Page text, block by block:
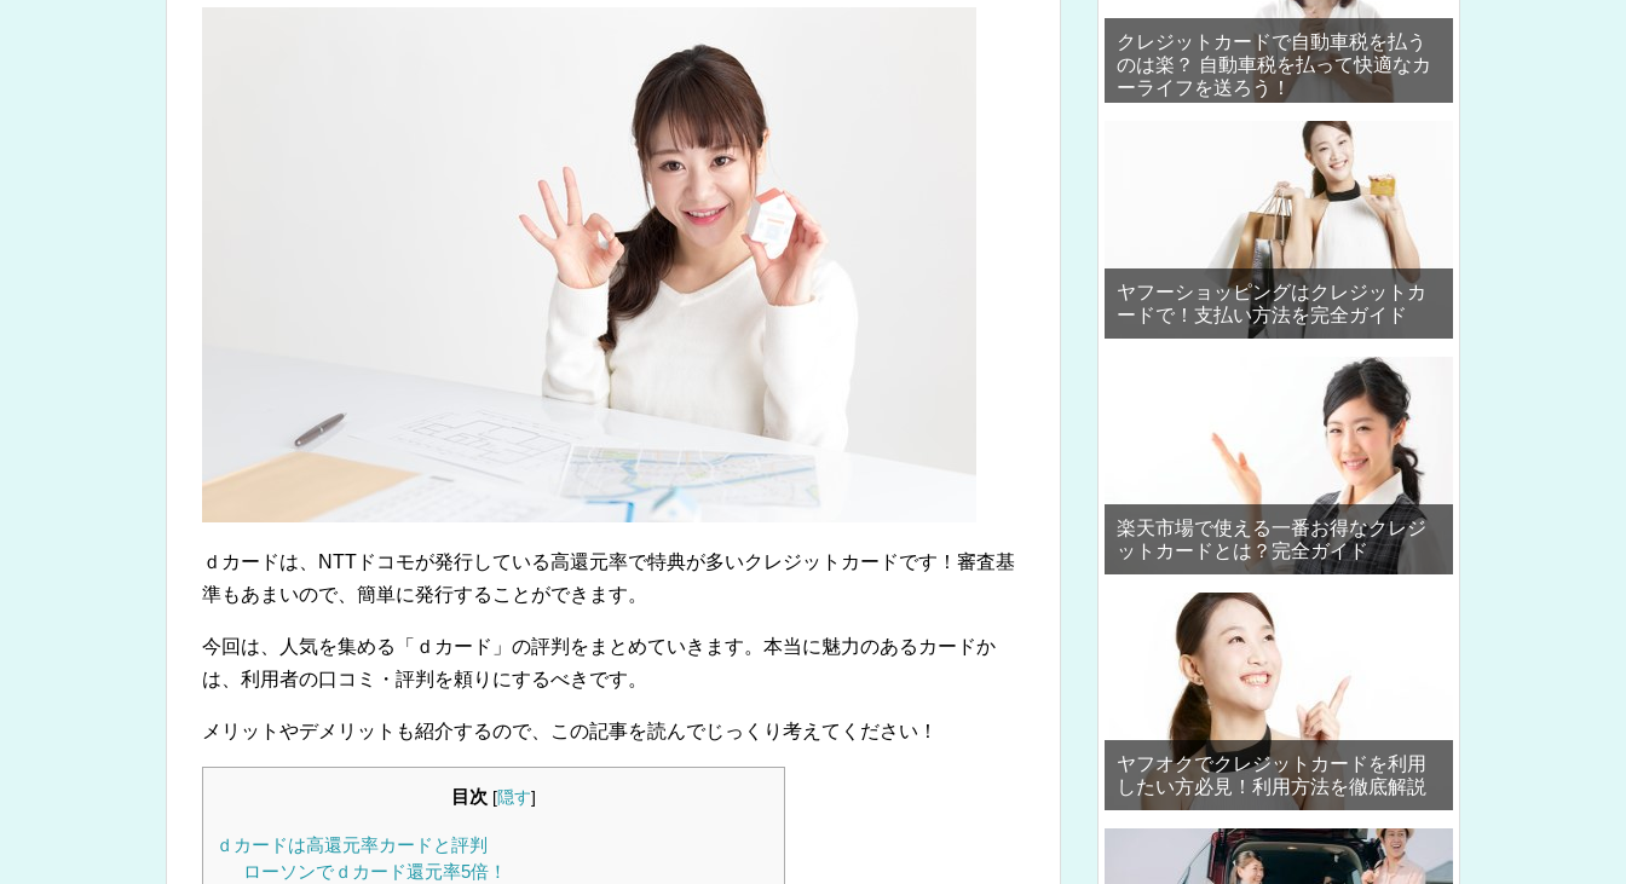
ｄカードは、NTTドコモが発行している高還元率で特典が多いクレジットカードです！審査基
準もあまいので、簡単に発行することができます。
今回は、人気を集める「ｄカード」の評判をまとめていきます。本当に魅力のあるカードか
は、利用者の口コミ・評判を頼りにするべきです。
メリットやデメリットも紹介するので、この記事を読んでじっくり考えてください！
目次 [隠す]
ｄカードは高還元率カードと評判
ローソンでｄカード還元率5倍！
クレジットカードで自動車税を払う
のは楽？ 自動車税を払って快適なカ
ーライフを送ろう！
ヤフーショッピングはクレジットカ
ードで！支払い方法を完全ガイド
楽天市場で使える一番お得なクレジ
ットカードとは？完全ガイド
ヤフオクでクレジットカードを利用
したい方必見！利用方法を徹底解説